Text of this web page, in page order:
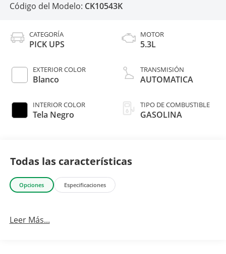
Código del Modelo: CK10543K
CATEGORÍA
PICK UPS
EXTERIOR COLOR
Blanco
INTERIOR COLOR
Tela Negro
MOTOR
5.3L
TRANSMISIÓN
AUTOMATICA
TIPO DE COMBUSTIBLE
GASOLINA
Todas las características
Opciones Especificaciones
Leer Más...